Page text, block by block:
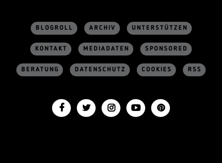
BLOGROLL ARCHIV UNTERSTÜTZEN
KONTAKT MEDIADATEN SPONSORED
BERATUNG DATENSCHUTZ COOKIES RSS